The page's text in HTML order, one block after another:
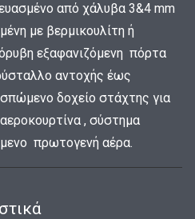
από χάλυβα 3&4 mm
με βερμικουλίτη ή
εξαφανιζόμενη πόρτα
αντοχής έως
δοχείο στάχτης για
, σύστημα
πρωτογενή αέρα.